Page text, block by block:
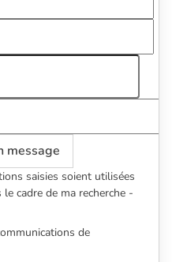
message
saisies soient utilisées
cadre de ma recherche -
de